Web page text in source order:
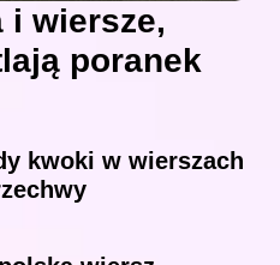
i wiersze,
poranek
kwoki w wierszach